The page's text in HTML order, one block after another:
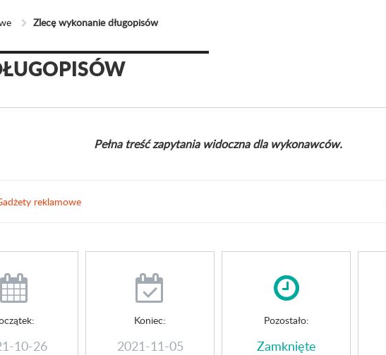
Zlecę wykonanie długopisów
Pełna treść zapytania widoczna dla wykonawców.
reklamowe
10-26
Koniec:
2021-11-05
Pozostało:
Zamknięte